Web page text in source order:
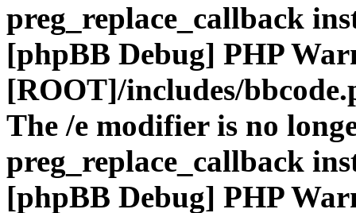
preg_replace_callback
[phpBB Debug] PHP
[ROOT]/includes/
The /e modifier is no
preg_replace_callback
[phpBB Debug] PHP